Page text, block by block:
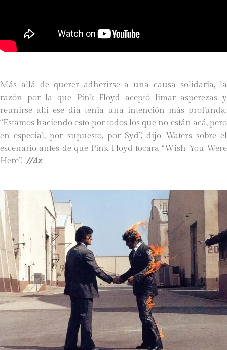
Más allá de querer adherirse a una causa solidaria, la
razón por la que Pink Floyd aceptó limar asperezas y
reunirse allí ese día tenía una intención más profunda:
“Estamos haciendo esto por todos los que no están acá, pero
en especial, por supuesto, por Syd”, dijo Waters sobre el
escenario antes de que Pink Floyd tocara “Wish You Were
Here”. //∆z